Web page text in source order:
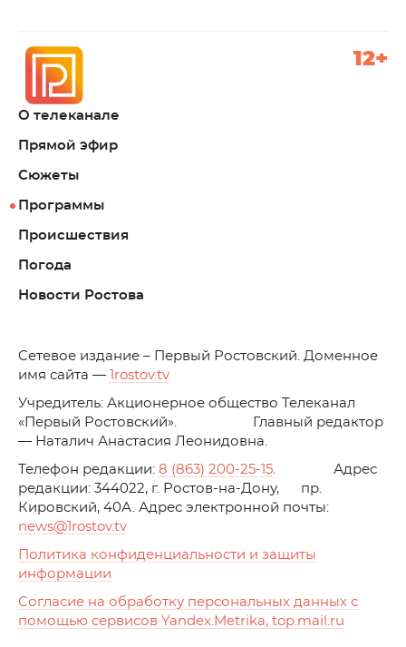
О телеканале
Прямой эфир
Сюжеты
Программы
Происшествия
Погода
Новости Ростова
12+
Cетевое издание – Первый Ростовский. Доменное
имя сайта —
1rostov.tv
Учредитель: Акционерное общество Телеканал
«Первый Ростовский». Главный редактор
— Наталич Анастасия Леонидовна.
Телефон редакции: 8 (863) 200-25-15. Адрес
редакции: 344022, г. Ростов-на-Дону, пр.
Кировский, 40А. Адрес электронной почты:
news@1rostov.tv
Политика конфиденциальности и защиты
информации
Согласие на обработку персональных данных с
помощью сервисов Yandex.Metrika, top.mail.ru